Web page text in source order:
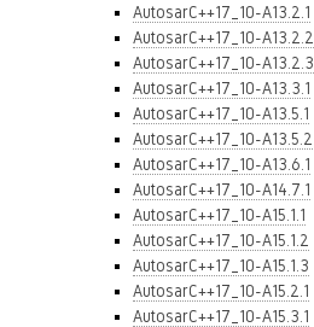
AutosarC++17_10-A13.2.1
AutosarC++17_10-A13.2.2
AutosarC++17_10-A13.2.3
AutosarC++17_10-A13.3.1
AutosarC++17_10-A13.5.1
AutosarC++17_10-A13.5.2
AutosarC++17_10-A13.6.1
AutosarC++17_10-A14.7.1
AutosarC++17_10-A15.1.1
AutosarC++17_10-A15.1.2
AutosarC++17_10-A15.1.3
AutosarC++17_10-A15.2.1
AutosarC++17_10-A15.3.1